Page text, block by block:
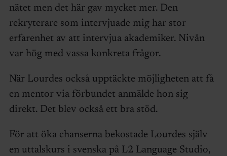
nätet men det här gav mycket mer. Den
rekryterare som intervjuade mig har stor
erfarenhet av att intervjua akademiker. Nivån
var hög med vassa konkreta frågor.
När Lourdes också upptäckte möjligheten att få
en mentor via förbundet anmälde hon sig
direkt. Det blev också ett bra stöd.
För att öka chanserna bekostade Lourdes själv
en uttalskurs i svenska på L2 Language Studio,